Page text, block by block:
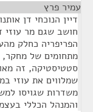
עמיר פרץ
דיין הנוכחי דן
חושב שגם מר עוזי
הפריפריה כחלק
מתחומים של
סטטיסטיקה, זה
שמלווים את עוזי
משדרות שגויסו
והמנהל הכללי